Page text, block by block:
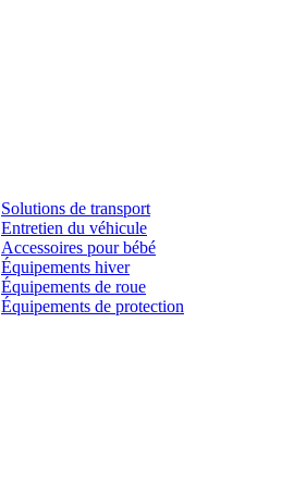
Solutions de transport
Entretien du véhicule
Accessoires pour bébé
Équipements hiver
Équipements de roue
Équipements de protection